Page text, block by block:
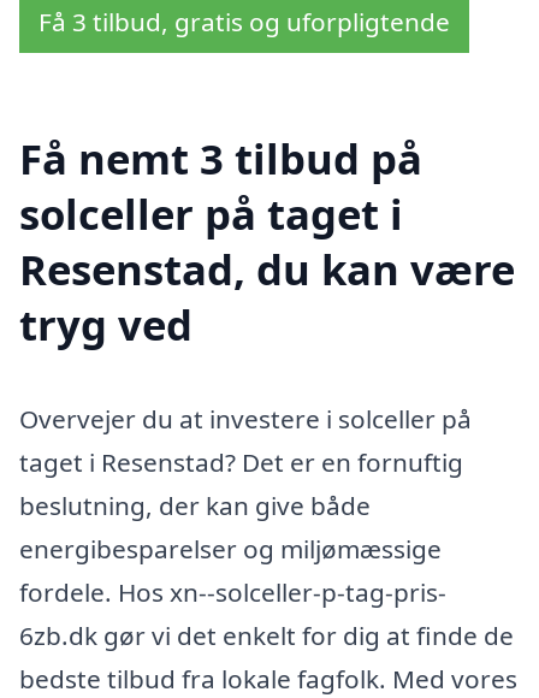
Få 3 tilbud, gratis og uforpligtende
Få nemt 3 tilbud på
solceller på taget i
Resenstad, du kan være
tryg ved
Overvejer du at investere i solceller på
taget i Resenstad? Det er en fornuftig
beslutning, der kan give både
energibesparelser og miljømæssige
fordele. Hos xn--solceller-p-tag-pris-
6zb.dk gør vi det enkelt for dig at finde de
bedste tilbud fra lokale fagfolk. Med vores